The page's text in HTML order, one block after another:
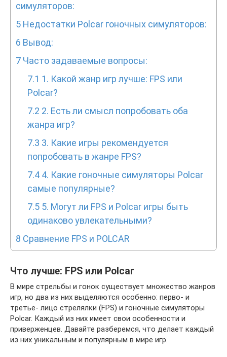
симуляторов:
5 Недостатки Polcar гоночных симуляторов:
6 Вывод:
7 Часто задаваемые вопросы:
7.1 1. Какой жанр игр лучше: FPS или
Polcar?
7.2 2. Есть ли смысл попробовать оба
жанра игр?
7.3 3. Какие игры рекомендуется
попробовать в жанре FPS?
7.44. Какие гоночные симуляторы Polcar
самые популярные?
7.55. Могут ли FPS и Polcar игры быть
одинаково увлекательными?
8 Сравнение FPS и POLCAR
Что лучше: FPS или Polcar
В мире стрельбы и гонок существует множество жанров
игр, но два из них выделяются особенно: перво- и
третье- лицо стрелялки (FPS) и гоночные симуляторы
Polcar. Каждый из них имеет свои особенности и
приверженцев. Давайте разберемся, что делает каждый
из них уникальным и популярным в мире игр.